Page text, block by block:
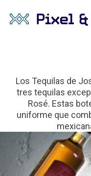
José
Los Tequilas de
tres tequilas
Rosé. Estas
uniforme que